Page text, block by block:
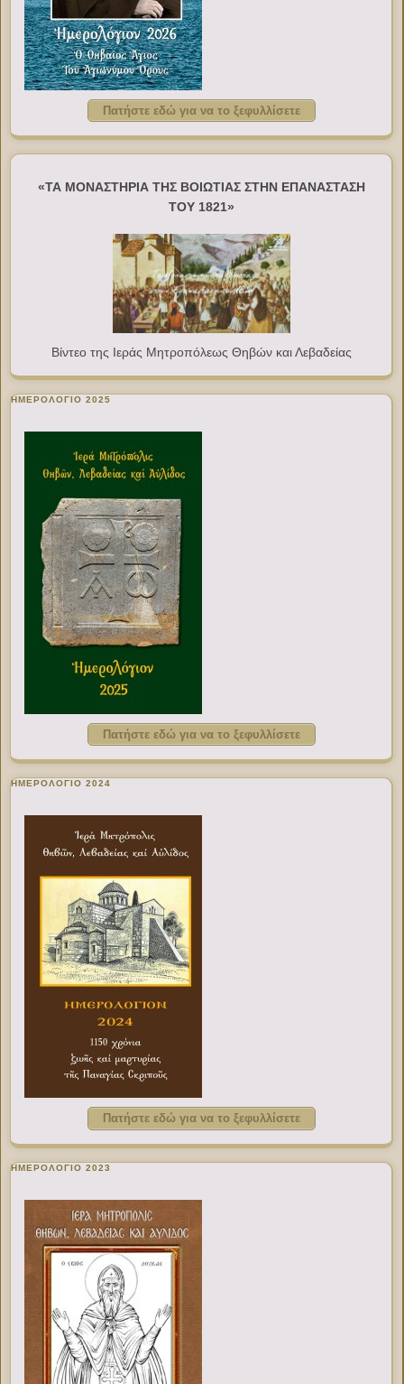
Πατήστε εδώ για να το ξεφυλλίσετε
«ΤΑ ΜΟΝΑΣΤΗΡΙΑ ΤΗΣ ΒΟΙΩΤΙΑΣ ΣΤΗΝ ΕΠΑΝΑΣΤΑΣΗ
ΤΟΥ 1821»
Βίντεο της Ιεράς Μητροπόλεως Θηβών και Λεβαδείας
ΗΜΕΡΟΛΟΓΙΟ 2025
Πατήστε εδώ για να το ξεφυλλίσετε
ΗΜΕΡΟΛΟΓΙΟ 2024
Πατήστε εδώ για να το ξεφυλλίσετε
ΗΜΕΡΟΛΟΓΙΟ 2023